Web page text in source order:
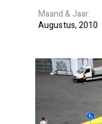
Maand
Jaar
Augustus 2010